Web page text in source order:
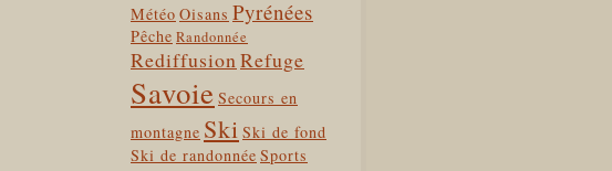
Météo Oisans Pyrénées
Pêche Randonnée
RediffusionRefuge
Savoie Secours en
montagne Ski Ski de fond
Ski de randonnée Sports